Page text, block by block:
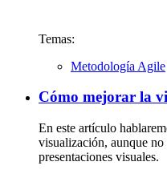
Temas:
Metodología Agile
Cómo mejorar la
En este artículo
visualización, aunque no
presentaciones visuales.